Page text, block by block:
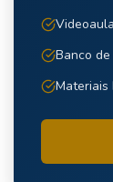
Banco
Materiais